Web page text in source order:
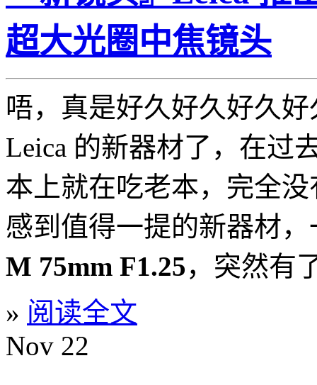
超大光圈中焦镜头
唔，真是好久好久好久
Leica 的新器材了，在过
本上就在吃老本，完全
感到值得一提的新器材
M 75mm F1.25，突然有
» 阅读全文
Nov 22